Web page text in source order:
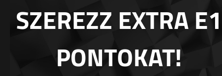
SZEREZZ EXTRA E1
PONTOKAT!